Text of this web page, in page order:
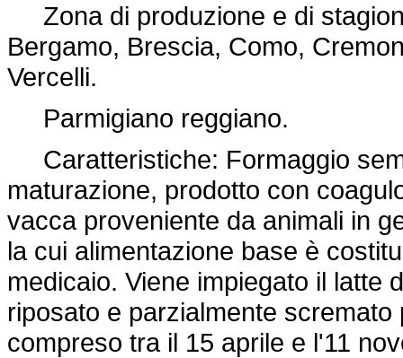
Zona di produzione e di
Bergamo, Brescia, Como,
Vercelli.
Parmigiano reggiano.
Caratteristiche: Formaggio
maturazione, prodotto con
vacca proveniente da animali in
la cui alimentazione base è
medicaio. Viene impiegato il latte
riposato e parzialmente
compreso tra il 15 aprile e l'11